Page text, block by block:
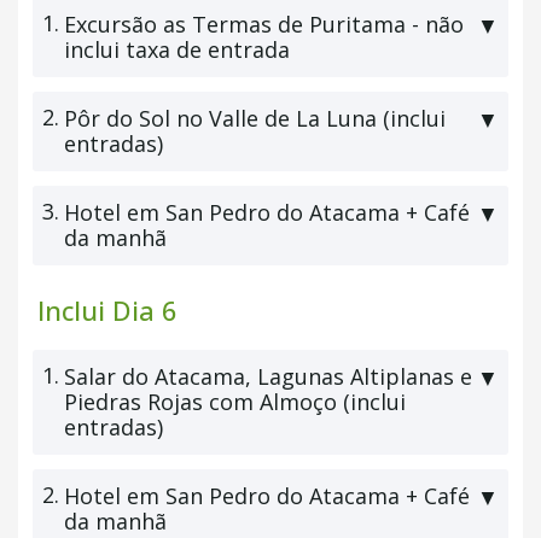
1. Excursão as Termas de Puritama - não
inclui taxa de entrada
▼
2. Pôr do Sol no Valle de La Luna (inclui
entradas)
▼
3. Hotel em San Pedro do Atacama + Café
da manhã
▼
Inclui Dia 6
1. Salar do Atacama, Lagunas Altiplanas e
Piedras Rojas com Almoço (inclui
entradas)
▼
2. Hotel em San Pedro do Atacama + Café
da manhã
▼